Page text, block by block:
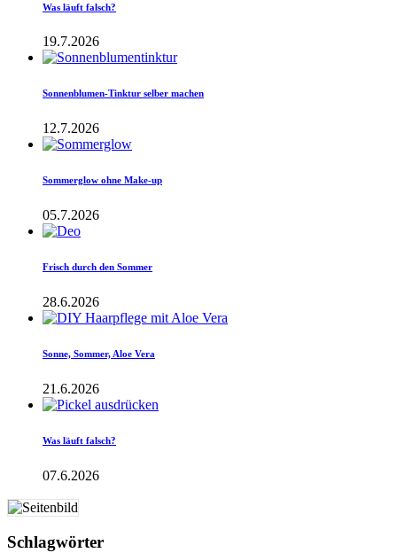
Was läuft falsch?
19.7.2026
Sonnenblumen-Tinktur selber machen
12.7.2026
Sommerglow ohne Make-up
05.7.2026
Frisch durch den Sommer
28.6.2026
Sonne, Sommer, Aloe Vera
21.6.2026
Was läuft falsch?
07.6.2026
Schlagwörter